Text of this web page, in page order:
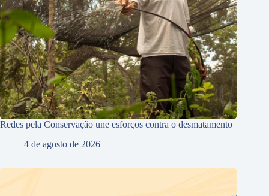
Redes pela Conservação une esforços contra o desmatamento
4 de agosto de 2026